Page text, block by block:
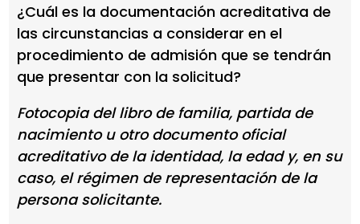
¿Cuál es la documentación acreditativa de
las circunstancias a considerar en el
procedimiento de admisión que se tendrán
que presentar con la solicitud?
Fotocopia del libro de familia, partida de
nacimiento u otro documento oficial
acreditativo de la identidad, la edad y, en su
caso, el régimen de representación de la
persona solicitante.